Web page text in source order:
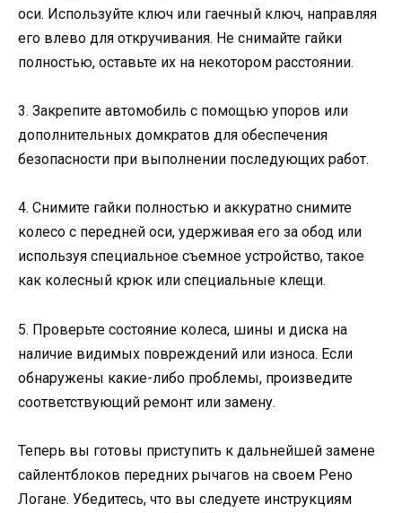
оси. Используйте ключ или гаечный ключ, направляя
его влево для откручивания. Не снимайте гайки
полностью, оставьте их на некотором расстоянии.
3. Закрепите автомобиль с помощью упоров или
дополнительных домкратов для обеспечения
безопасности при выполнении последующих работ.
4. Снимите гайки полностью и аккуратно снимите
колесо с передней оси, удерживая его за обод или
используя специальное съемное устройство, такое
как колесный крюк или специальные клещи.
5. Проверьте состояние колеса, шины и диска на
наличие видимых повреждений или износа. Если
обнаружены какие-либо проблемы, произведите
соответствующий ремонт или замену.
Теперь вы готовы приступить к дальнейшей замене
сайлентблоков передних рычагов на своем Рено
Логане. Убедитесь, что вы следуете инструкциям